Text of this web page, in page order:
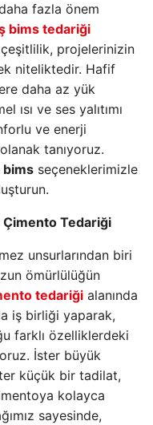
fazla önem
bims tedariği
projelerinizin
niteliktedir. Hafif
daha az yük
ısı ve ses yalıtımı
ve enerji
tanıyoruz.
bims seçeneklerimizle
Çimento Tedariği
unsurlarından biri
ömürlülüğün
tedariği alanında
iş birliği yaparak,
farklı özelliklerdeki
İster büyük
küçük bir tadilat,
kolayca
sayesinde,